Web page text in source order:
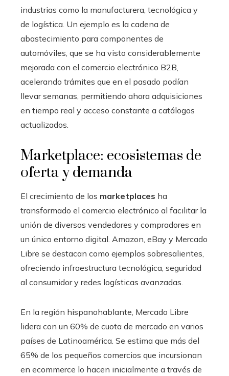
industrias como la manufacturera, tecnológica y
de logística. Un ejemplo es la cadena de
abastecimiento para componentes de
automóviles, que se ha visto considerablemente
mejorada con el comercio electrónico B2B,
acelerando trámites que en el pasado podían
llevar semanas, permitiendo ahora adquisiciones
en tiempo real y acceso constante a catálogos
actualizados.
Marketplace: ecosistemas de
oferta y demanda
El crecimiento de los marketplaces ha
transformado el comercio electrónico al facilitar la
unión de diversos vendedores y compradores en
un único entorno digital. Amazon, eBay y Mercado
Libre se destacan como ejemplos sobresalientes,
ofreciendo infraestructura tecnológica, seguridad
al consumidor y redes logísticas avanzadas.
En la región hispanohablante, Mercado Libre
lidera con un 60% de cuota de mercado en varios
países de Latinoamérica. Se estima que más del
65% de los pequeños comercios que incursionan
en ecommerce lo hacen inicialmente a través de